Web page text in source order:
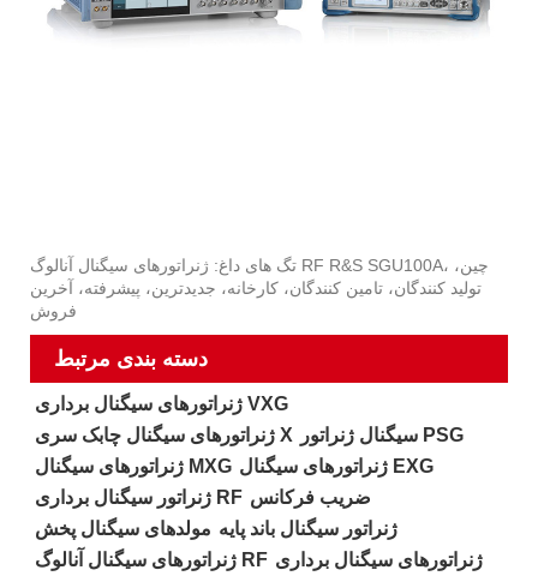
تگ های داغ: ژنراتورهای سیگنال آنالوگ RF R&S SGU100A، چین،
تولید کنندگان، تامین کنندگان، کارخانه، جدیدترین، پیشرفته، آخرین
فروش
دسته بندی مرتبط
ژنراتورهای سیگنال برداری VXG
ژنراتورهای سیگنال چابک سری X
سیگنال ژنراتور PSG
ژنراتورهای سیگنال MXG
ژنراتورهای سیگنال EXG
ژنراتور سیگنال برداری RF ضریب فرکانس
مولدهای سیگنال پخش ژنراتور سیگنال باند پایه
ژنراتورهای سیگنال آنالوگ RF ژنراتورهای سیگنال برداری